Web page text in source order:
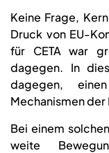
Keine Frage,
Druck von EU-
für CETA war
dagegen. In
dagegen,
Mechanismen der
Bei einem
weite